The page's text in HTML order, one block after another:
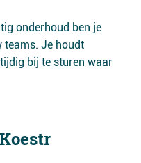
onderhoud ben je
teams. Je houdt
bij te sturen waar